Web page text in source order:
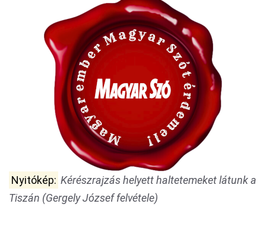
Nyitókép: Kérészrajzás helyett haltetemeket látunk a
Tiszán (Gergely József felvétele)